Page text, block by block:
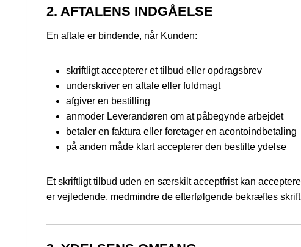
2. AFTALENS INDGÅELSE
En aftale er bindende, når Kunden:
skriftligt accepterer et tilbud eller opdragsbrev
underskriver en aftale eller fuldmagt
afgiver en bestilling
anmoder Leverandøren om at påbegynde arbejdet
betaler en faktura eller foretager en acontoindbetaling
på anden måde klart accepterer den bestilte ydelse
Et skriftligt tilbud uden en særskilt acceptfrist kan
er vejledende, medmindre de efterfølgende bekræftes